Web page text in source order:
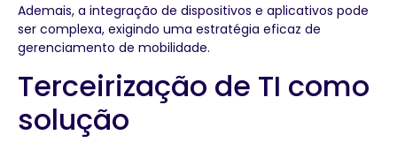
Ademais, a integração de dispositivos e aplicativos pode
ser complexa, exigindo uma estratégia eficaz de
gerenciamento de mobilidade.
Terceirização de TI como
solução